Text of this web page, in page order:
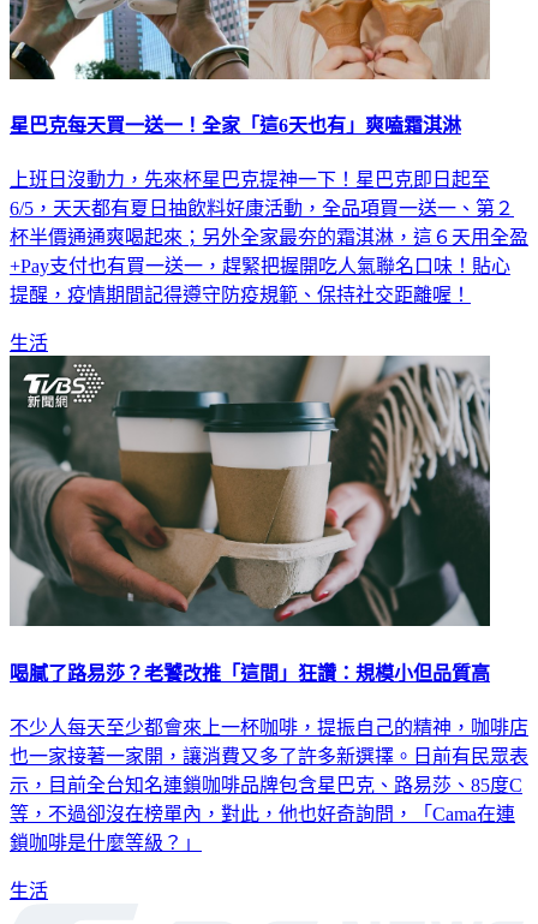
星巴克每天買一送一！全家「這6天也有」爽嗑霜淇淋
上班日沒動力，先來杯星巴克提神一下！星巴克即日起至
6/5，天天都有夏日抽飲料好康活動，全品項買一送一、第２
杯半價通通爽喝起來；另外全家最夯的霜淇淋，這６天用全盈
+Pay支付也有買一送一，趕緊把握開吃人氣聯名口味！貼心
提醒，疫情期間記得遵守防疫規範、保持社交距離喔！
生活
喝膩了路易莎？老饕改推「這間」狂讚：規模小但品質高
不少人每天至少都會來上一杯咖啡，提振自己的精神，咖啡店
也一家接著一家開，讓消費又多了許多新選擇。日前有民眾表
示，目前全台知名連鎖咖啡品牌包含星巴克、路易莎、85度C
等，不過卻沒在榜單內，對此，他也好奇詢問，「Cama在連
鎖咖啡是什麼等級？」
生活